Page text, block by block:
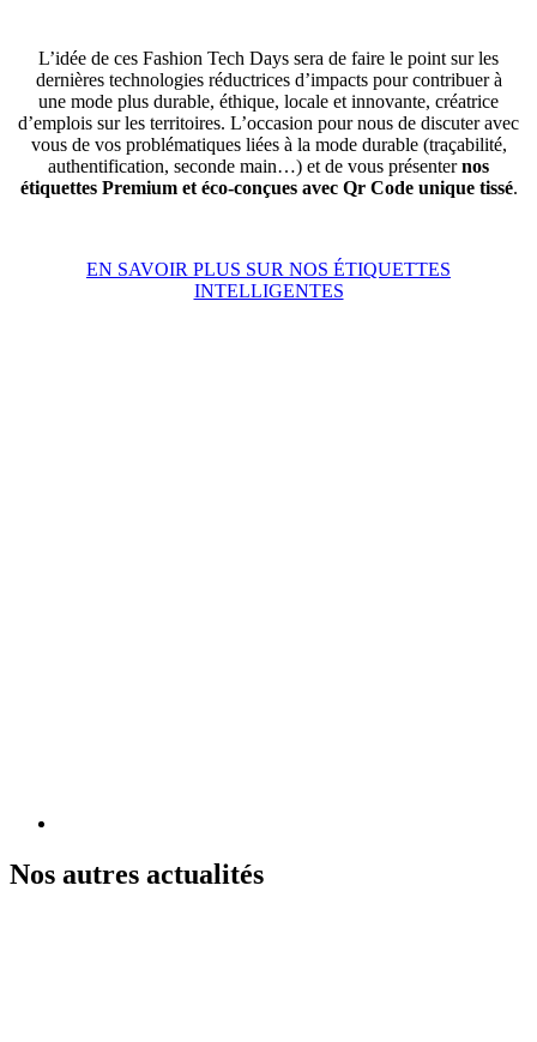
L’idée de ces Fashion Tech Days sera de faire le point sur les
dernières technologies réductrices d’impacts pour contribuer à
une mode plus durable, éthique, locale et innovante, créatrice
d’emplois sur les territoires. L’occasion pour nous de discuter avec
vous de vos problématiques liées à la mode durable (traçabilité,
authentification, seconde main…) et de vous présenternos
étiquettes Premium et éco-conçues avec Qr Code unique tissé.
EN SAVOIR PLUS SUR NOS ÉTIQUETTES
INTELLIGENTES
Nos autres actualités